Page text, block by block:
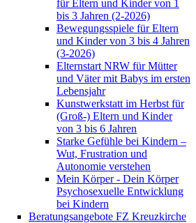
für Eltern und Kinder von 1
bis 3 Jahren (2-2026)
Bewegungsspiele für Eltern
und Kinder von 3 bis 4 Jahren
(3-2026)
Elternstart NRW für Mütter
und Väter mit Babys im ersten
Lebensjahr
Kunstwerkstatt im Herbst für
(Groß-) Eltern und Kinder
von 3 bis 6 Jahren
Starke Gefühle bei Kindern –
Wut, Frustration und
Autonomie verstehen
Mein Körper - Dein Körper
Psychosexuelle Entwicklung
bei Kindern
Beratungsangebote FZ Kreuzkirche